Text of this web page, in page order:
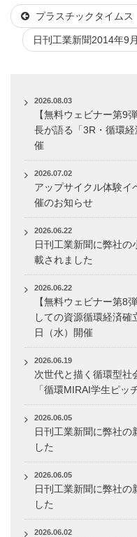
日:
ゴ
リ
ー
プラスチックタイム
日刊工業新聞2014年9
2026.08.03
【無料ウェビナー第9
長が語る「3R・循環
催
2026.07.02
アップサイクル体験イ
催のお知らせ
2026.06.22
日刊工業新聞に弊社の
載されました
2026.06.22
【無料ウェビナー第8
しての資源循環経済
日（水）開催
2026.06.19
次世代と描く循環型
「循環MIRAI学生ピ
2026.06.05
日刊工業新聞に弊社の
した
2026.06.05
日刊工業新聞に弊社の
した
2026.06.02